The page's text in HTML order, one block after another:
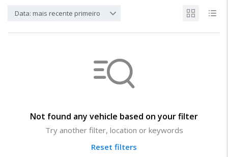
Data: mais recente primeiro
Not found any vehicle based on your filter
Try another filter, location or keywords
Reset filters